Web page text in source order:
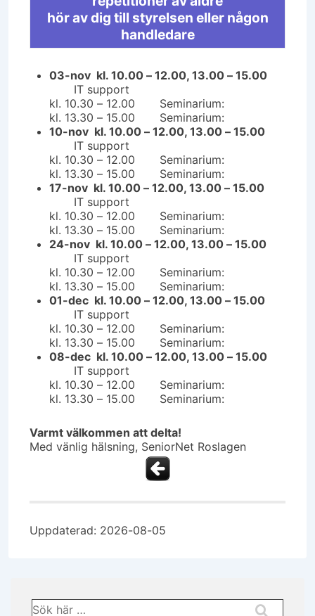
hör av dig till styrelsen eller någon
handledare
03-nov kl. 10.00 – 12.00, 13.00 – 15.00
IT support
kl. 10.30 – 12.00 Seminarium:
kl. 13.30 – 15.00 Seminarium:
10-nov kl. 10.00 – 12.00, 13.00 – 15.00
IT support
kl. 10.30 – 12.00 Seminarium:
kl. 13.30 – 15.00 Seminarium:
17-nov kl. 10.00 – 12.00, 13.00 – 15.00
IT support
kl. 10.30 – 12.00 Seminarium:
kl. 13.30 – 15.00 Seminarium:
24-nov kl. 10.00 – 12.00, 13.00 – 15.00
IT support
kl. 10.30 – 12.00 Seminarium:
kl. 13.30 – 15.00 Seminarium:
01-dec kl. 10.00 – 12.00, 13.00 – 15.00
IT support
kl. 10.30 – 12.00 Seminarium:
kl. 13.30 – 15.00 Seminarium:
08-dec kl. 10.00 – 12.00, 13.00 – 15.00
IT support
kl. 10.30 – 12.00 Seminarium:
kl. 13.30 – 15.00 Seminarium:
Varmt välkommen att delta!
Med vänlig hälsning, SeniorNet Roslagen
Uppdaterad: 2026-08-05
Sök